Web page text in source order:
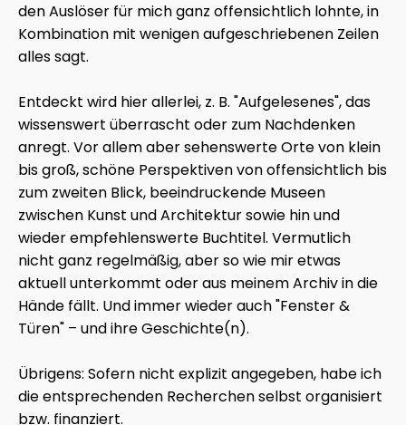
den Auslöser für mich ganz offensichtlich lohnte, in
Kombination mit wenigen aufgeschriebenen Zeilen
alles sagt.
Entdeckt wird hier allerlei, z. B. "Aufgelesenes", das
wissenswert überrascht oder zum Nachdenken
anregt. Vor allem aber sehenswerte Orte von klein
bis groß, schöne Perspektiven von offensichtlich bis
zum zweiten Blick, beeindruckende Museen
zwischen Kunst und Architektur sowie hin und
wieder empfehlenswerte Buchtitel. Vermutlich
nicht ganz regelmäßig, aber so wie mir etwas
aktuell unterkommt oder aus meinem Archiv in die
Hände fällt. Und immer wieder auch "Fenster &
Türen" – und ihre Geschichte(n).
Übrigens: Sofern nicht explizit angegeben, habe ich
die entsprechenden Recherchen selbst organisiert
bzw. finanziert.